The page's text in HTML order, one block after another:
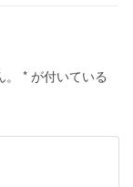
* が付いている